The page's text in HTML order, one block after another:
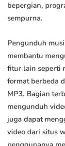
bepergian,
sempurna.
Pengunduh
membantu
fitur lain seperti
format berbeda
MP3. Bagian
mengunduh
juga dapat
video dari situs